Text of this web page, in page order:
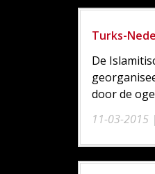
Turks-
11-03-2015
De
door de